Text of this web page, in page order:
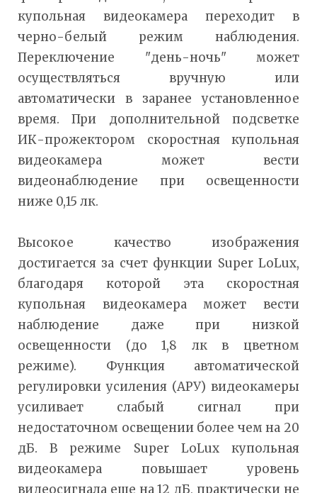
купольная видеокамера переходит в
черно-белый режим наблюдения.
Переключение "день-ночь" может
осуществляться вручную или
автоматически в заранее установленное
время. При дополнительной подсветке
ИК-прожектором скоростная купольная
видеокамера может вести
видеонаблюдение при освещенности
ниже 0,15 лк.
Высокое качество изображения
достигается за счет функции Super LoLux,
благодаря которой эта скоростная
купольная видеокамера может вести
наблюдение даже при низкой
освещенности (до 1,8 лк в цветном
режиме). Функция автоматической
регулировки усиления (АРУ) видеокамеры
усиливает слабый сигнал при
недостаточном освещении более чем на 20
дБ. В режиме Super LoLux купольная
видеокамера повышает уровень
видеосигнала еще на 12 дБ, практически не